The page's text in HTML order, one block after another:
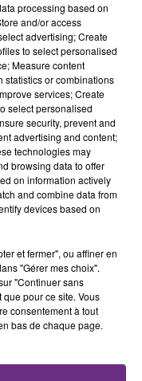
CHOOZ
la centrale
Une situation
qui est toujours
FERME
ville
contraint de
processing based on
and/or access
advertising; Create
to select personalised
Measure content
statistics or combinations
services; Create
select personalised
security, prevent and
advertising and content;
technologies may
browsing data to offer
on information actively
and combine data from
devices based on
et fermer", ou affiner en
"Gérer mes choix".
"Continuer sans
pour ce site. Vous
consentement à tout
bas de chaque page.